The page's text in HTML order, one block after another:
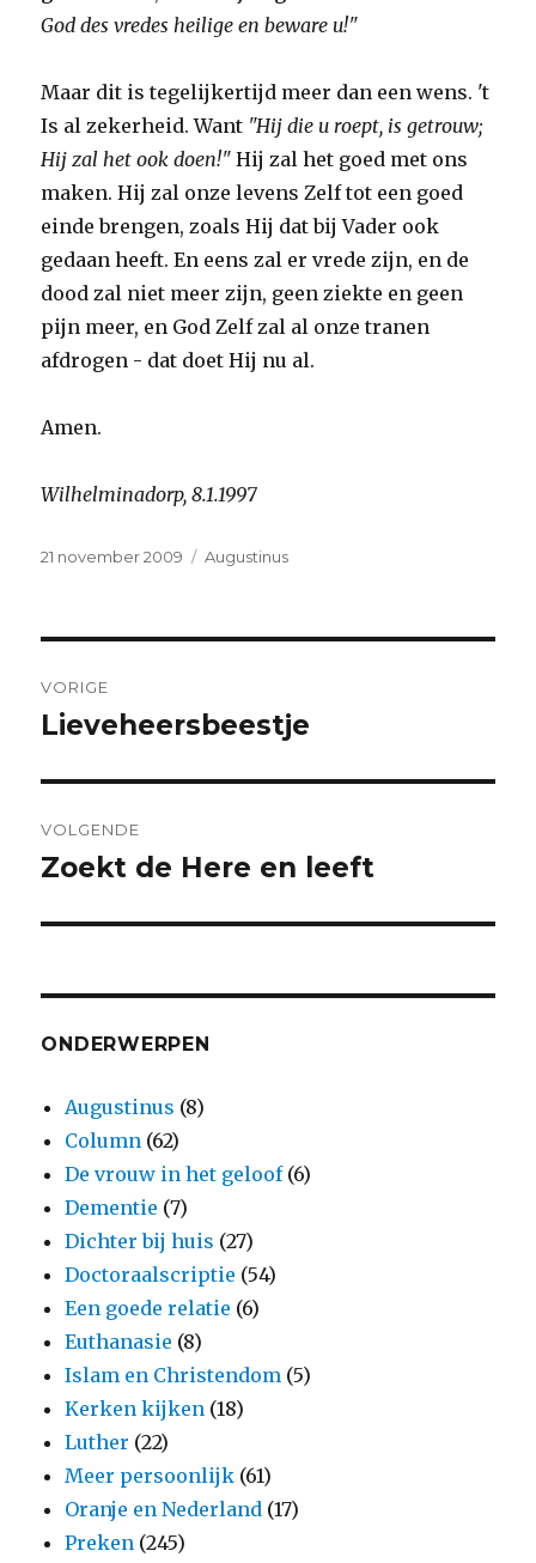
God des vredes heilige en beware u!"
Maar dit is tegelijkertijd meer dan een wens. 't
Is al zekerheid. Want "Hij die u roept, is getrouw;
Hij zal het ook doen!" Hij zal het goed met ons
maken. Hij zal onze levens Zelf tot een goed
einde brengen, zoals Hij dat bij Vader ook
gedaan heeft. En eens zal er vrede zijn, en de
dood zal niet meer zijn, geen ziekte en geen
pijn meer, en God Zelf zal al onze tranen
afdrogen - dat doet Hij nu al.
Amen.
Wilhelminadorp, 8.1.1997
Geplaatst
21 november 2009 Categorieën
Augustinus
navigatie
VORIGE
Vorig
Lieveheersbeestje
VOLGENDE
Volgend
Zoekt de Here en leeft
ONDERWERPEN
Augustinus (8)
Column (62)
De vrouw in het geloof(6)
Dementie (7)
Dichter bij huis (27)
Doctoraalscriptie (54)
Een goede relatie (6)
Euthanasie (8)
Islam en Christendom (5)
Kerken kijken (18)
Luther (22)
Meer persoonlijk (61)
Oranje en Nederland (17)
Preken (245)